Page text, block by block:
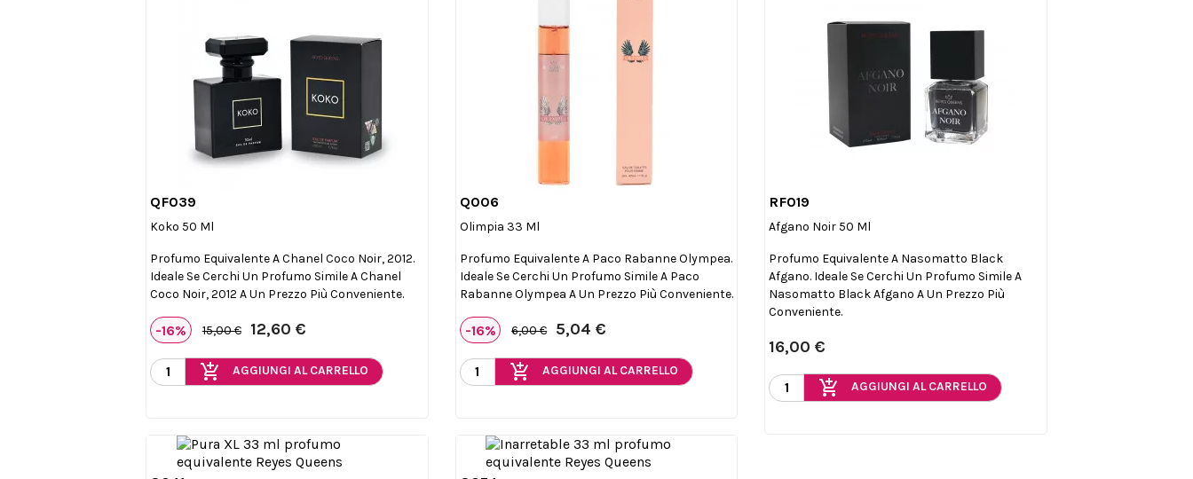
QF039
Koko 50 Ml
Profumo Equivalente A Chanel Coco Noir, 2012.
Ideale Se Cerchi Un Profumo Simile A Chanel
Coco Noir, 2012 A Un Prezzo Più Conveniente.
-16% 15,00 € 12,60 €
add_shopping_cart AGGIUNGI AL CARRELLO
Q006
Olimpia 33 Ml
Profumo Equivalente A Paco Rabanne Olympea.
Ideale Se Cerchi Un Profumo Simile A Paco
Rabanne Olympea A Un Prezzo Più Conveniente.
-16% 6,00 € 5,04 €
add_shopping_cart AGGIUNGI AL CARRELLO
RF019
Afgano Noir 50 Ml
Profumo Equivalente A Nasomatto Black
Afgano. Ideale Se Cerchi Un Profumo Simile A
Nasomatto Black Afgano A Un Prezzo Più
Conveniente.
16,00 €
add_shopping_cart AGGIUNGI AL CARRELLO